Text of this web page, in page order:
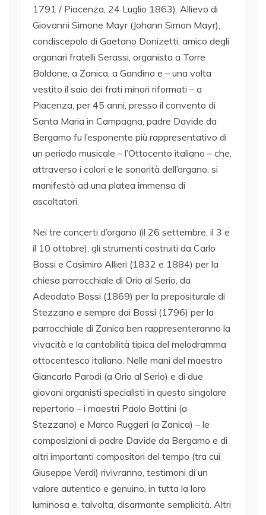
1791 / Piacenza, 24 Luglio 1863). Allievo di
Giovanni Simone Mayr (Johann Simon Mayr),
condiscepolo di Gaetano Donizetti, amico degli
organari fratelli Serassi, organista a Torre
Boldone, a Zanica, a Gandino e – una volta
vestito il saio dei frati minori riformati – a
Piacenza, per 45 anni, presso il convento di
Santa Maria in Campagna, padre Davide da
Bergamo fu l’esponente più rappresentativo di
un periodo musicale – l’Ottocento italiano – che,
attraverso i colori e le sonorità dell’organo, si
manifestò ad una platea immensa di
ascoltatori.
Nei tre concerti d’organo (il 26 settembre, il 3 e
il 10 ottobre), gli strumenti costruiti da Carlo
Bossi e Casimiro Allieri (1832 e 1884) per la
chiesa parrocchiale di Orio al Serio, da
Adeodato Bossi (1869) per la prepositurale di
Stezzano e sempre dai Bossi (1796) per la
parrocchiale di Zanica ben rappresenteranno la
vivacità e la cantabilità tipica del melodramma
ottocentesco italiano. Nelle mani del maestro
Giancarlo Parodi (a Orio al Serio) e di due
giovani organisti specialisti in questo singolare
repertorio – i maestri Paolo Bottini (a
Stezzano) e Marco Ruggeri (a Zanica) – le
composizioni di padre Davide da Bergamo e di
altri importanti compositori del tempo (tra cui
Giuseppe Verdi) rivivranno, testimoni di un
valore autentico e genuino, in tutta la loro
luminosa e, talvolta, disarmante semplicità. Altri